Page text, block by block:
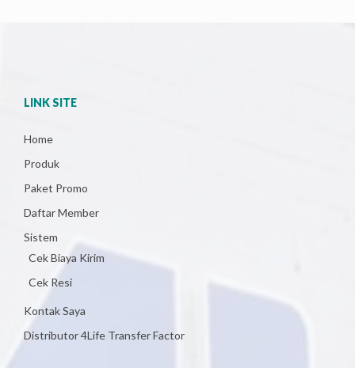
LINK SITE
Home
Produk
Paket Promo
Daftar Member
Sistem
Cek Biaya Kirim
Cek Resi
Kontak Saya
Distributor 4Life Transfer Factor